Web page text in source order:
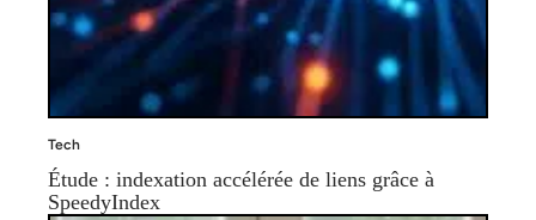
Tech
Étude : indexation accélérée de liens grâce à
SpeedyIndex